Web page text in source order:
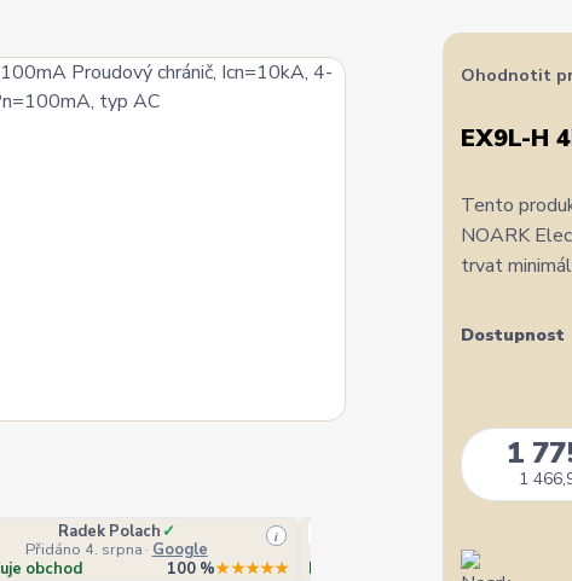
Radek Polach ✓
Přidáno 4. srpna · Google
i
obchod 100 %★★★★★
Přidáno 4. srpna
Doporučuje obchod
Ohodnotit
EX9L-H
Tento
NOARK
trvat
Dostupnost
1
1